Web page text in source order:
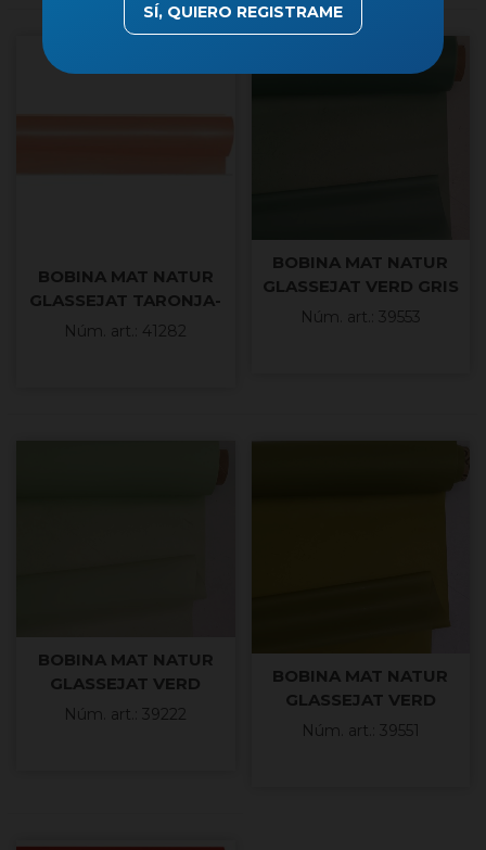
BOBINA MAT NATUR
GLASSEJAT TARONJA-
NUDE 69x50mt
Núm. art.: 41282
BOBINA MAT NATUR
GLASSEJAT VERD GRIS
70cm X50mt
Núm. art.: 39553
BOBINA MAT NATUR
GLASSEJAT VERD
MENTA 69x50m
Núm. art.: 39222
BOBINA MAT NATUR
GLASSEJAT VERD
OLIVA 70cm X50mt
Núm. art.: 39551
SÍ, QUIERO REGISTRAME